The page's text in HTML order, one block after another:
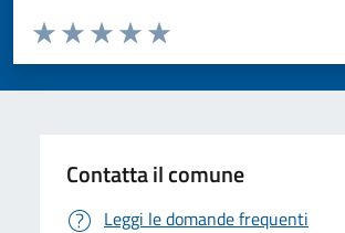
Valuta da 1 a 5 stelle la pagina
Valuta 5 stelle su 5
Valuta 4 stelle su 5
Valuta 3 stelle su 5
Valuta 2 stelle su 5
Valuta 1 stelle su 5
Contatta il comune
Leggi le domande frequenti